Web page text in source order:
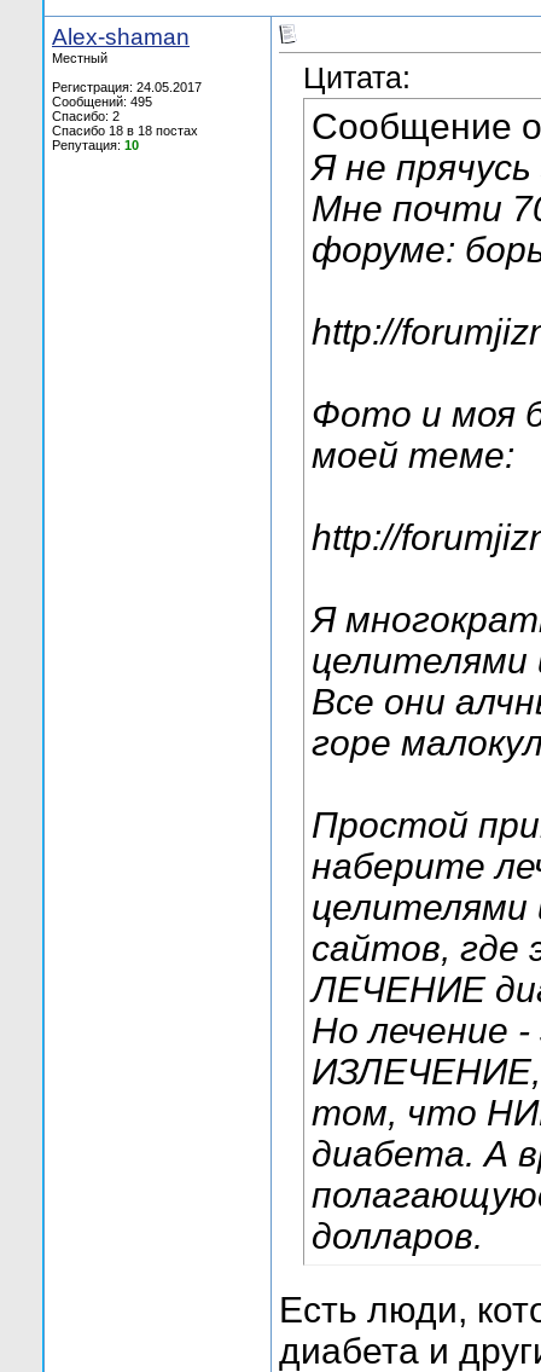
Alex-shaman
Местный
Регистрация: 24.05.2017
Сообщений: 495
Спасибо: 2
Спасибо 18 в 18 постах
Репутация: 10
Цитата:
Сообщение
Я не
Мне почти
форуме:
http://
Фото и моя
моей теме:
http://
Я
целителями
Все они
горе
Простой
наберите
целителями
сайтов,
ЛЕЧЕНИЕ
Но лечение
ИЗЛЕЧЕНИЕ,
том, что
диабета. А
долларов.
Есть люди,
диабета и